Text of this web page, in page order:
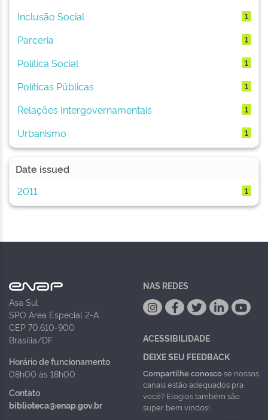
Inclusão Social 1
Parceria 1
Política Social 1
Políticas Públicas 1
Relações Intergovernamentais 1
Urbanismo 1
Date issued
2011
1
Asa Sul
SPO Área Especial 2-A
CEP 70.610-900
Brasília/DF
Horário de funcionamento
08h00 às 18h00
Contato
biblioteca@enap.gov.br
NAS REDES
ACESSIBILIDADE
DEIXE SEU FEEDBACK
Compartilhe conoscose nossos
canais estão adequados pra
você? Elogios também são
super bem vindos!